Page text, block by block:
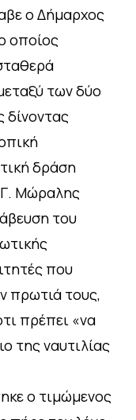
ο Δήμαρχος
οποίος
των δύο
δράση
Γ. Μώραλης
του
που
πρωτιά τους,
πρέπει «να
της ναυτιλίας
ο τιμώμενος